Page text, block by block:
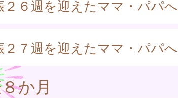
２６週を迎えたママ・パパへ
２７週を迎えたママ・パパへ
か月